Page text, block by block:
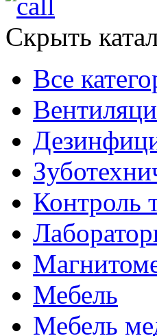
Скрыть
Все
Контроль
Мебель
Мебель